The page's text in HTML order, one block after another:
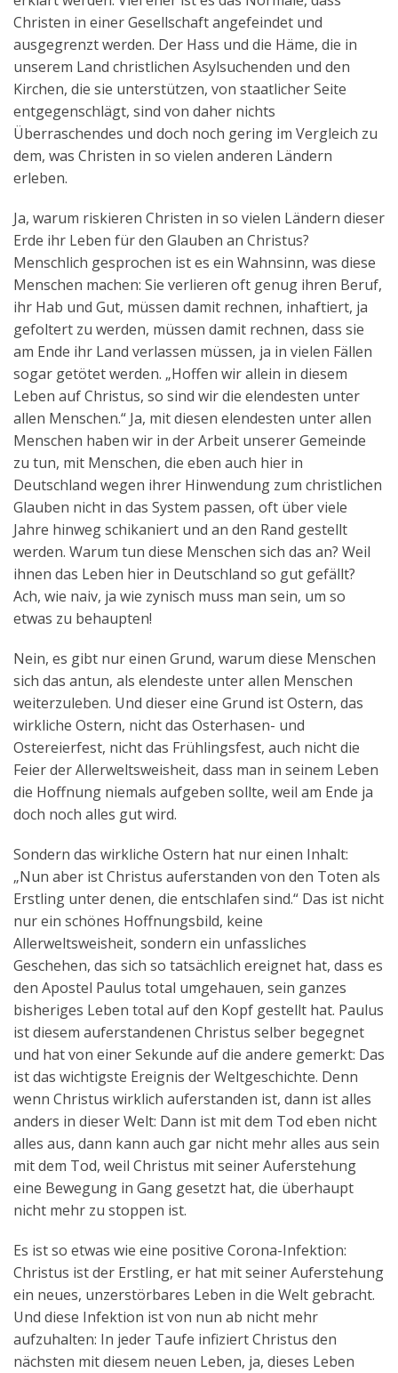
Christen in einer Gesellschaft angefeindet und
ausgegrenzt werden. Der Hass und die Häme, die in
unserem Land christlichen Asylsuchenden und den
Kirchen, die sie unterstützen, von staatlicher Seite
entgegenschlägt, sind von daher nichts
Überraschendes und doch noch gering im Vergleich zu
dem, was Christen in so vielen anderen Ländern
erleben.
Ja, warum riskieren Christen in so vielen Ländern dieser
Erde ihr Leben für den Glauben an Christus?
Menschlich gesprochen ist es ein Wahnsinn, was diese
Menschen machen: Sie verlieren oft genug ihren Beruf,
ihr Hab und Gut, müssen damit rechnen, inhaftiert, ja
gefoltert zu werden, müssen damit rechnen, dass sie
am Ende ihr Land verlassen müssen, ja in vielen Fällen
sogar getötet werden. „Hoffen wir allein in diesem
Leben auf Christus, so sind wir die elendesten unter
allen Menschen.“ Ja, mit diesen elendesten unter allen
Menschen haben wir in der Arbeit unserer Gemeinde
zu tun, mit Menschen, die eben auch hier in
Deutschland wegen ihrer Hinwendung zum christlichen
Glauben nicht in das System passen, oft über viele
Jahre hinweg schikaniert und an den Rand gestellt
werden. Warum tun diese Menschen sich das an? Weil
ihnen das Leben hier in Deutschland so gut gefällt?
Ach, wie naiv, ja wie zynisch muss man sein, um so
etwas zu behaupten!
Nein, es gibt nur einen Grund, warum diese Menschen
sich das antun, als elendeste unter allen Menschen
weiterzuleben. Und dieser eine Grund ist Ostern, das
wirkliche Ostern, nicht das Osterhasen- und
Ostereierfest, nicht das Frühlingsfest, auch nicht die
Feier der Allerweltsweisheit, dass man in seinem Leben
die Hoffnung niemals aufgeben sollte, weil am Ende ja
doch noch alles gut wird.
Sondern das wirkliche Ostern hat nur einen Inhalt:
„Nun aber ist Christus auferstanden von den Toten als
Erstling unter denen, die entschlafen sind.“ Das ist nicht
nur ein schönes Hoffnungsbild, keine
Allerweltsweisheit, sondern ein unfassliches
Geschehen, das sich so tatsächlich ereignet hat, dass es
den Apostel Paulus total umgehauen, sein ganzes
bisheriges Leben total auf den Kopf gestellt hat. Paulus
ist diesem auferstandenen Christus selber begegnet
und hat von einer Sekunde auf die andere gemerkt: Das
ist das wichtigste Ereignis der Weltgeschichte. Denn
wenn Christus wirklich auferstanden ist, dann ist alles
anders in dieser Welt: Dann ist mit dem Tod eben nicht
alles aus, dann kann auch gar nicht mehr alles aus sein
mit dem Tod, weil Christus mit seiner Auferstehung
eine Bewegung in Gang gesetzt hat, die überhaupt
nicht mehr zu stoppen ist.
Es ist so etwas wie eine positive Corona-Infektion:
Christus ist der Erstling, er hat mit seiner Auferstehung
ein neues, unzerstörbares Leben in die Welt gebracht.
Und diese Infektion ist von nun ab nicht mehr
aufzuhalten: In jeder Taufe infiziert Christus den
nächsten mit diesem neuen Leben, ja, dieses Leben